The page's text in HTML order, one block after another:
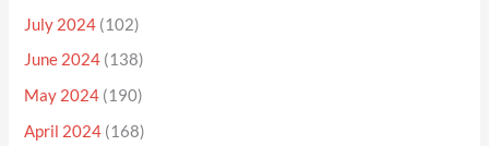
July 2024 (102)
June 2024 (138)
May 2024 (190)
April 2024 (168)